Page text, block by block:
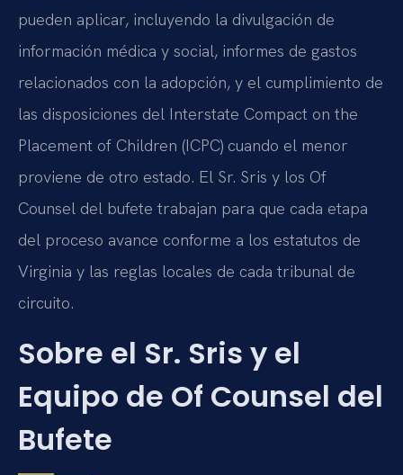
pueden aplicar, incluyendo la divulgación de
información médica y social, informes de gastos
relacionados con la adopción, y el cumplimiento de
las disposiciones del Interstate Compact on the
Placement of Children (ICPC) cuando el menor
proviene de otro estado. El Sr. Sris y los Of
Counsel del bufete trabajan para que cada etapa
del proceso avance conforme a los estatutos de
Virginia y las reglas locales de cada tribunal de
circuito.
Sobre el Sr. Sris y el
Equipo de Of Counsel del
Bufete